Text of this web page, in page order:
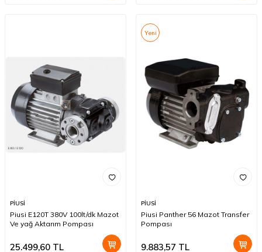
PİUSİ
Piusi E120T 380V 100lt/dk Mazot
Ve yağ Aktarım Pompası
25.499,60 TL
Yeni
PİUSİ
Piusi Panther 56 Mazot Transfer
Pompası
9.883,57 TL